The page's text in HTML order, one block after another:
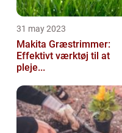
31 may 2023
Makita Græstrimmer:
Effektivt værktøj til at
pleje...